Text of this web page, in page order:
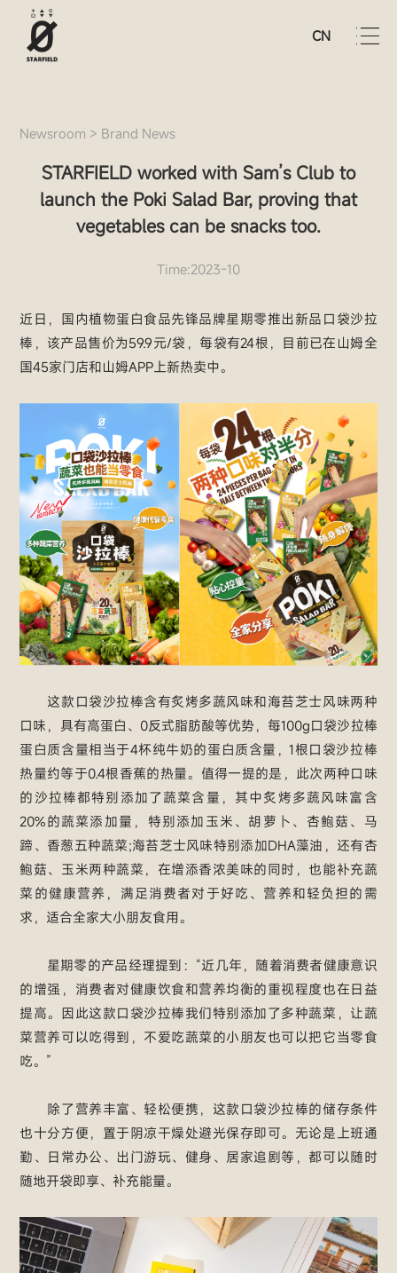
CN
Newsroom > Brand News
STARFIELD worked with Sam’s Club to
launch the Poki Salad Bar, proving that
vegetables can be snacks too.
Time:2023-10
近日，国内植物蛋白食品先锋品牌星期零推出新品口袋沙拉
棒，该产品售价为59.9元/袋，每袋有24根，目前已在山姆全
国45家门店和山姆APP上新热卖中。
这款口袋沙拉棒含有炙烤多蔬风味和海苔芝士风味两种
口味，具有高蛋白、0反式脂肪酸等优势，每100g口袋沙拉棒
蛋白质含量相当于4杯纯牛奶的蛋白质含量，1根口袋沙拉棒
热量约等于0.4根香蕉的热量。值得一提的是，此次两种口味
的沙拉棒都特别添加了蔬菜含量，其中炙烤多蔬风味富含
20%的蔬菜添加量，特别添加玉米、胡萝卜、杏鲍菇、马
蹄、香葱五种蔬菜;海苔芝士风味特别添加DHA藻油，还有杏
鲍菇、玉米两种蔬菜，在增添香浓美味的同时，也能补充蔬
菜的健康营养，满足消费者对于好吃、营养和轻负担的需
求，适合全家大小朋友食用。
星期零的产品经理提到：“近几年，随着消费者健康意识
的增强，消费者对健康饮食和营养均衡的重视程度也在日益
提高。因此这款口袋沙拉棒我们特别添加了多种蔬菜，让蔬
菜营养可以吃得到，不爱吃蔬菜的小朋友也可以把它当零食
吃。”
除了营养丰富、轻松便携，这款口袋沙拉棒的储存条件
也十分方便，置于阴凉干燥处避光保存即可。无论是上班通
勤、日常办公、出门游玩、健身、居家追剧等，都可以随时
随地开袋即享、补充能量。